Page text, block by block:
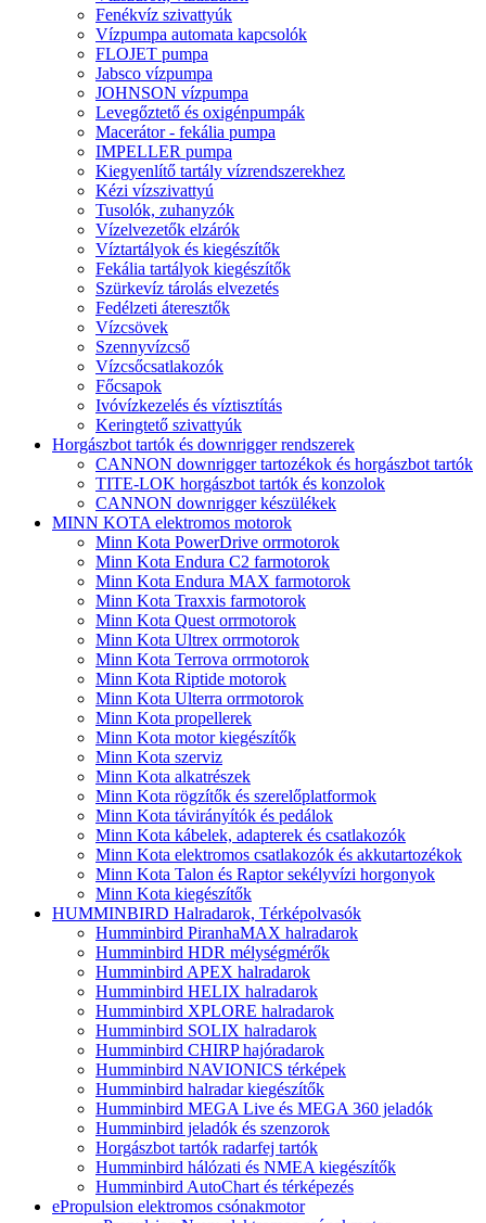
Fenékvíz szivattyúk
Vízpumpa automata kapcsolók
FLOJET pumpa
Jabsco vízpumpa
JOHNSON vízpumpa
Levegőztető és oxigénpumpák
Macerátor - fekália pumpa
IMPELLER pumpa
Kiegyenlítő tartály vízrendszerekhez
Kézi vízszivattyú
Tusolók, zuhanyzók
Vízelvezetők elzárók
Víztartályok és kiegészítők
Fekália tartályok kiegészítők
Szürkevíz tárolás elvezetés
Fedélzeti áteresztők
Vízcsövek
Szennyvízcső
Vízcsőcsatlakozók
Főcsapok
Ivóvízkezelés és víztisztítás
Keringtető szivattyúk
Horgászbot tartók és downrigger rendszerek
CANNON downrigger tartozékok és horgászbot tartók
TITE-LOK horgászbot tartók és konzolok
CANNON downrigger készülékek
MINN KOTA elektromos motorok
Minn Kota PowerDrive orrmotorok
Minn Kota Endura C2 farmotorok
Minn Kota Endura MAX farmotorok
Minn Kota Traxxis farmotorok
Minn Kota Quest orrmotorok
Minn Kota Ultrex orrmotorok
Minn Kota Terrova orrmotorok
Minn Kota Riptide motorok
Minn Kota Ulterra orrmotorok
Minn Kota propellerek
Minn Kota motor kiegészítők
Minn Kota szerviz
Minn Kota alkatrészek
Minn Kota rögzítők és szerelőplatformok
Minn Kota távirányítók és pedálok
Minn Kota kábelek, adapterek és csatlakozók
Minn Kota elektromos csatlakozók és akkutartozékok
Minn Kota Talon és Raptor sekélyvízi horgonyok
Minn Kota kiegészítők
HUMMINBIRD Halradarok, Térképolvasók
Humminbird PiranhaMAX halradarok
Humminbird HDR mélységmérők
Humminbird APEX halradarok
Humminbird HELIX halradarok
Humminbird XPLORE halradarok
Humminbird SOLIX halradarok
Humminbird CHIRP hajóradarok
Humminbird NAVIONICS térképek
Humminbird halradar kiegészítők
Humminbird MEGA Live és MEGA 360 jeladók
Humminbird jeladók és szenzorok
Horgászbot tartók radarfej tartók
Humminbird hálózati és NMEA kiegészítők
Humminbird AutoChart és térképezés
ePropulsion elektromos csónakmotor